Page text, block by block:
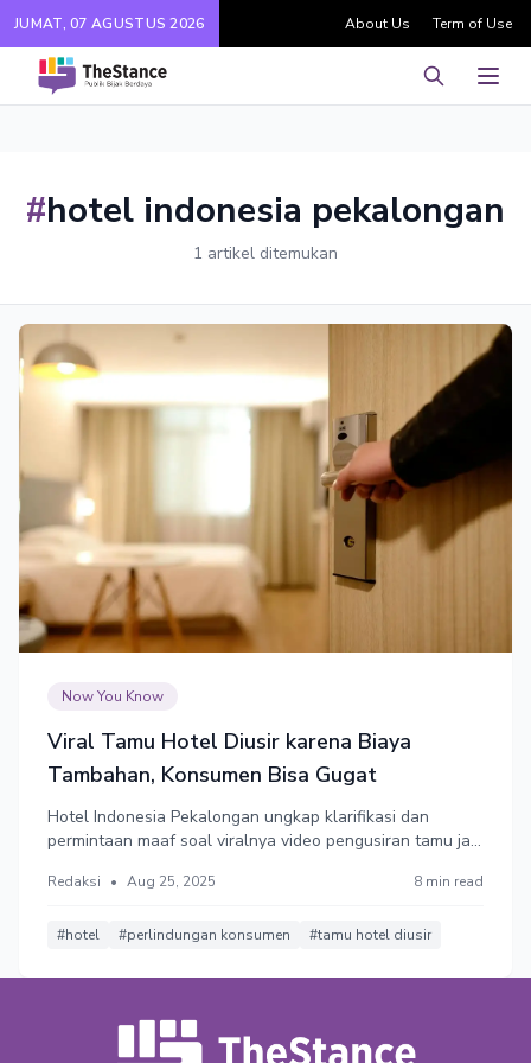
JUMAT, 07 AGUSTUS 2026 About Us Term of Use
Pencarian
#hotel indonesia pekalongan
1 artikel ditemukan
Now You Know
Viral Tamu Hotel Diusir karena Biaya
Tambahan, Konsumen Bisa Gugat
Hotel Indonesia Pekalongan ungkap klarifikasi dan
permintaan maaf soal viralnya video pengusiran tamu jam
Sebelumnya, Pihak hotel berdalih adanya biaya
aplikasi pemesanan berada di bawah tarif minimal hotel.
hotel karena sudah dirugikan.
Redaksi • Aug 25, 2025 8 min read
#hotel #perlindungan konsumen #tamu hotel diusir